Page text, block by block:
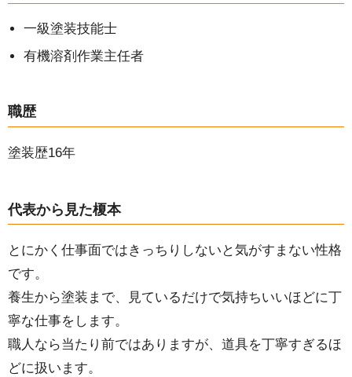
一級塗装技能士
有機溶剤作業主任者
職歴
塗装歴16年
代表から見た榎本
とにかく仕事面ではきっちりしないと気がすまない性格
です。
養生から塗装まで、見ているだけで気持ちいいほどに丁
寧な仕事をします。
職人なら当たり前ではありますが、道具を丁寧すぎるほ
どに扱います。